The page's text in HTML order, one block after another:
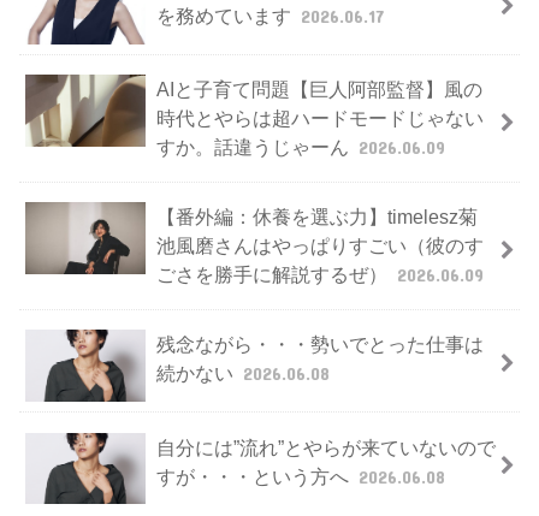
を務めています 2026.06.17
AIと子育て問題【巨人阿部監督】風の
時代とやらは超ハードモードじゃない
すか。話違うじゃーん 2026.06.09
【番外編：休養を選ぶ力】timelesz菊
池風磨さんはやっぱりすごい（彼のす
ごさを勝手に解説するぜ）
2026.06.09
残念ながら・・・勢いでとった仕事は
続かない 2026.06.08
自分には”流れ”とやらが来ていないので
すが・・・という方へ 2026.06.08